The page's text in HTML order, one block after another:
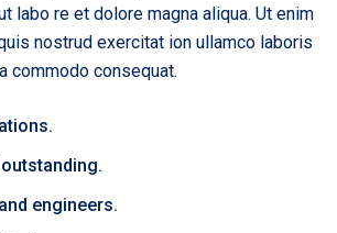
labo re et dolore magna aliqua. Ut enim
nostrud exercitat ion ullamco laboris
commodo consequat.
engineers.